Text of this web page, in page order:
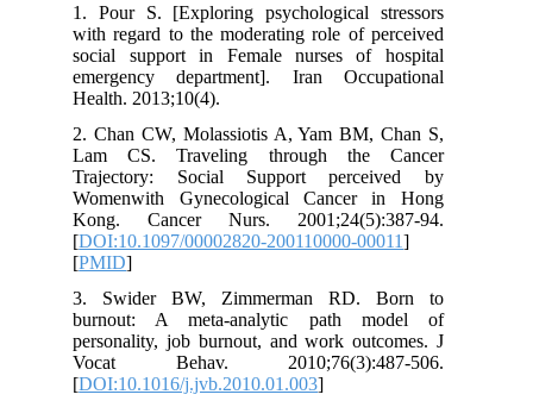
1. Pour S. [Exploring psychological stressors
with regard to the moderating role of perceived
social support in Female nurses of hospital
emergency department]. Iran Occupational
Health. 2013;10(4).
2. Chan CW, Molassiotis A, Yam BM, Chan S,
Lam CS. Traveling through the Cancer
Trajectory: Social Support perceived by
Womenwith Gynecological Cancer in Hong
Kong. Cancer Nurs. 2001;24(5):387-94.
[DOI:10.1097/00002820-200110000-00011
[PMID
3. Swider BW, Zimmerman RD. Born to
burnout: A meta-analytic path model of
personality, job burnout, and work outcomes. J
Vocat Behav. 2010;76(3):487-506.
[DOI:10.1016/j.jvb.2010.01.003